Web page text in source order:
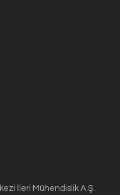
İleri Mühendislik A.Ş.